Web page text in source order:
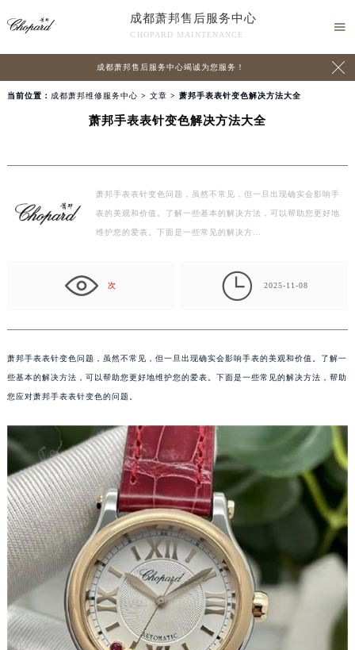
成都萧邦售后服务中心
CHOPARD MAINTENANCE

成都萧邦售后服务中心竭诚为您服务！ 
当前位置： 成都萧邦维修服务中心 > 文章 > 萧邦手表表针变色解决方法大全
萧邦手表表针变色解决方法大全
萧邦手表表针变色问题，虽然不常见，但一旦出现确实会影响手
表的美观和价值。了解一些基本的解决方法，可以帮助您更好地
维护您的爱表。下面是一些常见的解决方…
次  2025-11-08
萧邦手表表针变色问题，虽然不常见，但一旦出现确实会影响手表的美观和价值。了解一
些基本的解决方法，可以帮助您更好地维护您的爱表。下面是一些常见的解决方法，帮助
您应对萧邦手表表针变色的问题。